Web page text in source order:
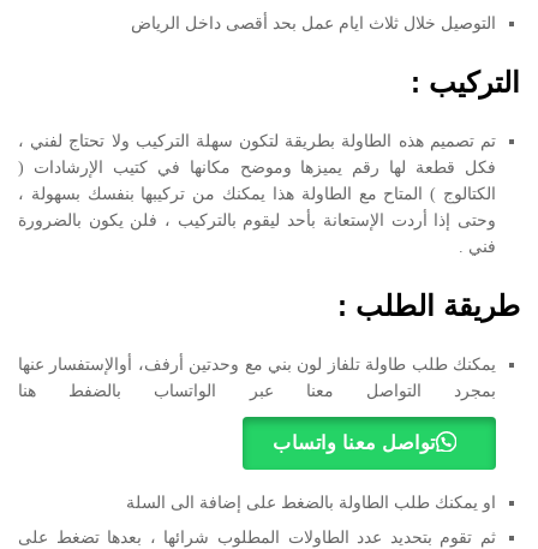
التوصيل خلال ثلاث ايام عمل بحد أقصى داخل الرياض
التركيب :
تم تصميم هذه الطاولة بطريقة لتكون سهلة التركيب ولا تحتاج لفني ،
فكل قطعة لها رقم يميزها وموضح مكانها في كتيب الإرشادات (
الكتالوج ) المتاح مع الطاولة هذا يمكنك من تركيبها بنفسك بسهولة ،
وحتى إذا أردت الإستعانة بأحد ليقوم بالتركيب ، فلن يكون بالضرورة
فني .
طريقة الطلب :
يمكنك طلب طاولة تلفاز لون بني مع وحدتين أرفف، أوالإستفسار عنها
بمجرد التواصل معنا عبر الواتساب بالضفط هنا
تواصل معنا واتساب
او يمكنك طلب الطاولة بالضغط على إضافة الى السلة
ثم تقوم بتحديد عدد الطاولات المطلوب شرائها ، بعدها تضغط على